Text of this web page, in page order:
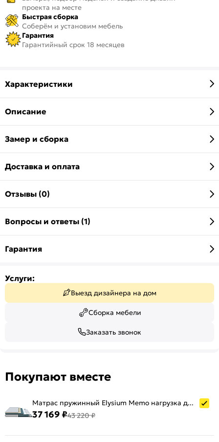
проекта на месте
Быстрая сборка
Соберём и установим мебель
Гарантия
Гарантийный срок 18 месяцев
Характеристики
Описание
Замер и сборка
Доставка и оплата
Отзывы (0)
Вопросы и ответы (1)
Гарантия
Услуги:
Выезд дизайнера на дом
Сборка мебели
Заказать звонок
Покупают вместе
Матрас пружинный Elysium Memo нагрузка до 140 кг 800x2000
37 169 ₽43 220 ₽